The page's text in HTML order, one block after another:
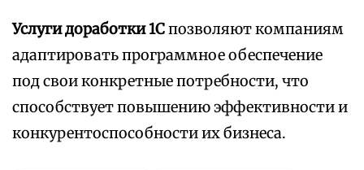
Услуги доработки 1Спозволяют компаниям
адаптировать программное обеспечение
под свои конкретные потребности, что
способствует повышению эффективности и
конкурентоспособности их бизнеса.